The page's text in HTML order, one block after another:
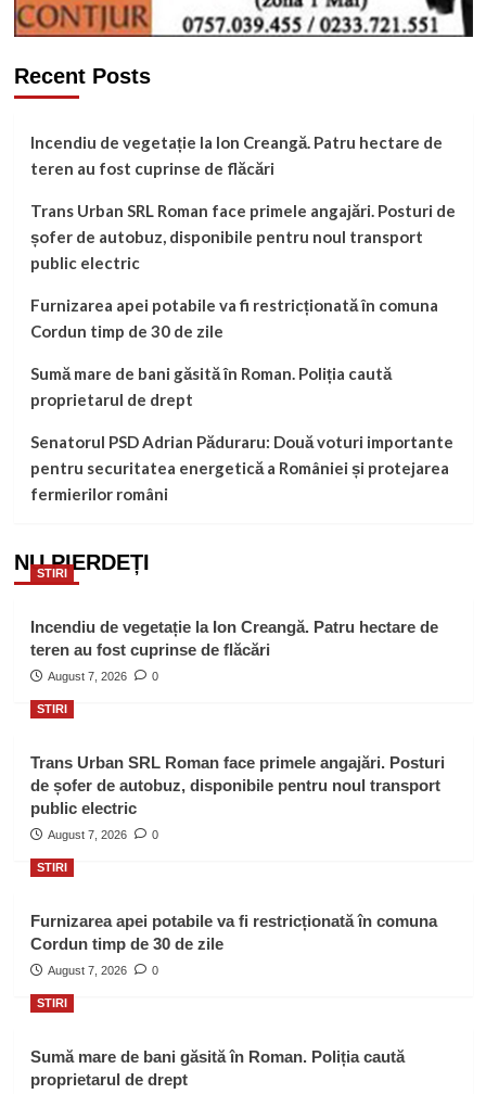
Recent Posts
Incendiu de vegetație la Ion Creangă. Patru hectare de
teren au fost cuprinse de flăcări
Trans Urban SRL Roman face primele angajări. Posturi de
șofer de autobuz, disponibile pentru noul transport
public electric
Furnizarea apei potabile va fi restricționată în comuna
Cordun timp de 30 de zile
Sumă mare de bani găsită în Roman. Poliția caută
proprietarul de drept
Senatorul PSD Adrian Păduraru: Două voturi importante
pentru securitatea energetică a României și protejarea
fermierilor români
NU PIERDEȚI
STIRI
Incendiu de vegetație la Ion Creangă. Patru hectare de
teren au fost cuprinse de flăcări
August 7, 2026 0
STIRI
Trans Urban SRL Roman face primele angajări. Posturi
de șofer de autobuz, disponibile pentru noul transport
public electric
August 7, 2026 0
STIRI
Furnizarea apei potabile va fi restricționată în comuna
Cordun timp de 30 de zile
August 7, 2026 0
STIRI
Sumă mare de bani găsită în Roman. Poliția caută
proprietarul de drept